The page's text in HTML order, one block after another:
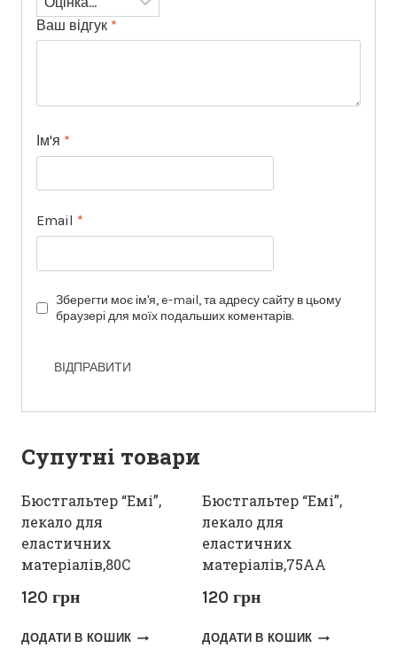
Ваш відгук *
Ім'я *
Email *
Зберегти моє ім'я, e-mail, та адресу сайту в цьому
браузері для моїх подальших коментарів.
Супутні товари
Бюстгальтер “Емі”,
лекало для
еластичних
матеріалів,80С
120 грн
ДОДАТИ В КОШИК
Бюстгальтер “Емі”,
лекало для
еластичних
матеріалів,75АА
120 грн
ДОДАТИ В КОШИК